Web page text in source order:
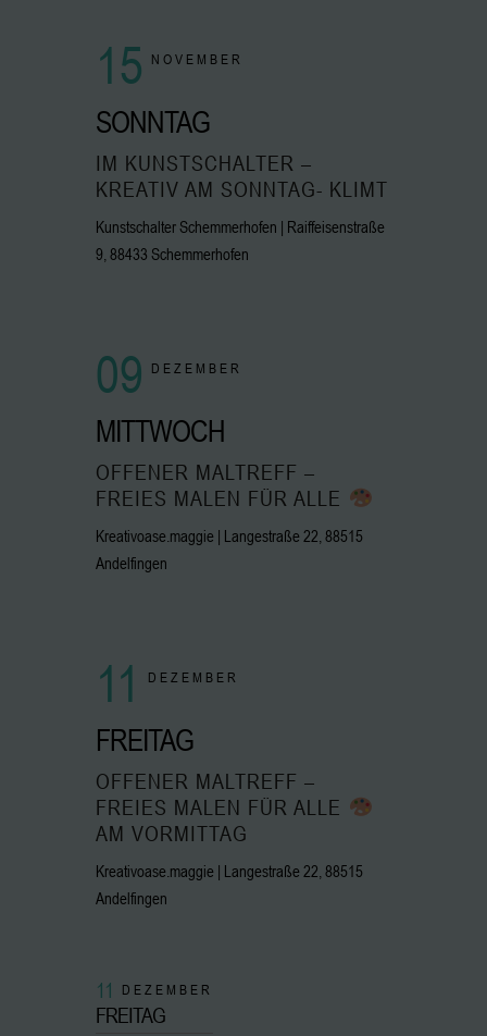
15 NOVEMBER
SONNTAG
IM KUNSTSCHALTER –
KREATIV AM SONNTAG- KLIMT
Kunstschalter Schemmerhofen | Raiffeisenstraße
9, 88433 Schemmerhofen
09 DEZEMBER
MITTWOCH
OFFENER MALTREFF –
FREIES MALEN FÜR ALLE
Kreativoase.maggie | Langestraße 22, 88515
Andelfingen
11 DEZEMBER
FREITAG
OFFENER MALTREFF –
FREIES MALEN FÜR ALLE
AM VORMITTAG
Kreativoase.maggie | Langestraße 22, 88515
Andelfingen
11 DEZEMBER
FREITAG